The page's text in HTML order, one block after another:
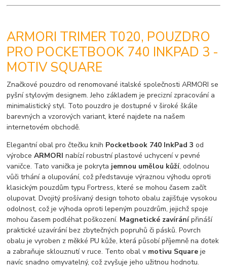
ARMORI TRIMER T020, POUZDRO
PRO POCKETBOOK 740 INKPAD 3 -
MOTIV SQUARE
Značkové pouzdro od renomované italské společnosti ARMORI se
pyšní stylovým designem. Jeho základem je precizní zpracování a
minimalistický styl. Toto pouzdro je dostupné v široké škále
barevných a vzorových variant, které najdete na našem
internetovém obchodě.
Elegantní obal pro čtečku knih Pocketbook 740 InkPad 3 od
výrobceARMORI nabízí robustní plastové uchycení v pevné
vaničce. Tato vanička je pokryta jemnou umělou kůží, odolnou
vůči trhání a olupování, což představuje výraznou výhodu oproti
klasickým pouzdům typu Fortress, které se mohou časem začít
olupovat. Dvojitý prošívaný design tohoto obalu zajišťuje vysokou
odolnost, což je výhoda oproti lepeným pouzdrům, jejichž spoje
mohou časem podléhat poškození. Magnetické zavíránípřináší
praktické uzavírání bez zbytečných popruhů či pásků. Povrch
obalu je vyroben z měkké PU kůže, která působí příjemně na dotek
a zabraňuje sklouznutí v ruce. Tento obal v motivu Squareje
navíc snadno omyvatelný, což zvyšuje jeho užitnou hodnotu.